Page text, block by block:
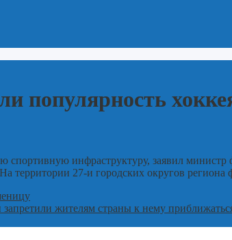
популярность
спортивную инфраструктуру, заявил
территории 27-и городских округов
жителям страны к нему